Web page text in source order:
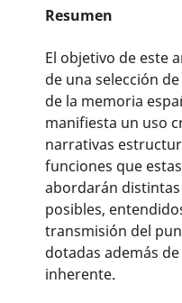
Resumen
El objetivo de este
de una selección
de la memoria
manifiesta un uso
narrativas
funciones que
abordarán
posibles,
transmisión del
dotadas además
inherente.